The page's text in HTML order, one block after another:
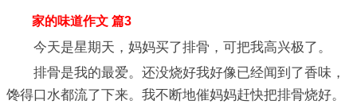
家的味道作文 篇3
今天是星期天，妈妈买了排骨，可把我高兴极了。
排骨是我的最爱。还没烧好我好像已经闻到了香味，
馋得口水都流了下来。我不断地催妈妈赶快把排骨烧好。